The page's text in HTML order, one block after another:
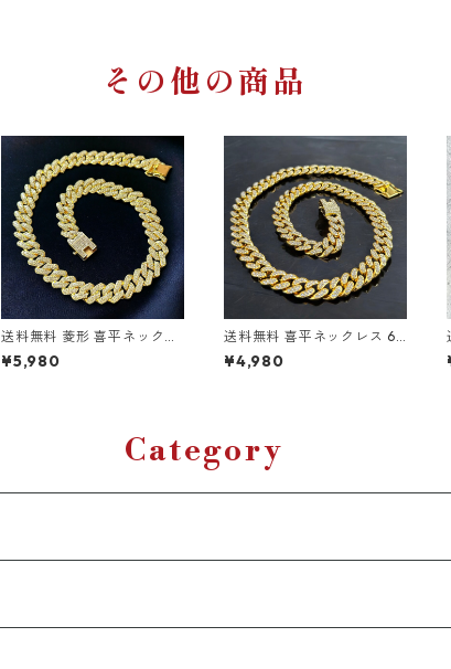
その他の商品
送料無料 菱形 喜平ネックレ
ス 60cm 50cm 45cm 幅14
mm 喜平チェーン ゴールド
ダイヤモンド ブリンブリン
極太 HIPHOPジュエリー ヒ
¥5,980
送料無料 喜平ネックレス 60
cm 50cm 45cm 幅13mm 喜
平チェーン マイアミキュー
¥4,980
Category